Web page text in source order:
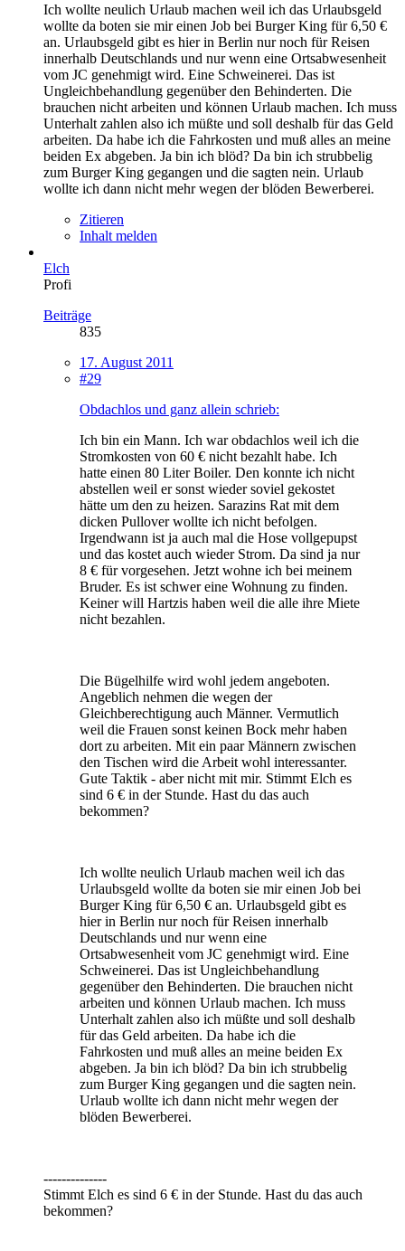
Ich wollte neulich Urlaub machen weil ich das Urlaubsgeld
wollte da boten sie mir einen Job bei Burger King für 6,50 €
an. Urlaubsgeld gibt es hier in Berlin nur noch für Reisen
innerhalb Deutschlands und nur wenn eine Ortsabwesenheit
vom JC genehmigt wird. Eine Schweinerei. Das ist
Ungleichbehandlung gegenüber den Behinderten. Die
brauchen nicht arbeiten und können Urlaub machen. Ich muss
Unterhalt zahlen also ich müßte und soll deshalb für das Geld
arbeiten. Da habe ich die Fahrkosten und muß alles an meine
beiden Ex abgeben. Ja bin ich blöd? Da bin ich strubbelig
zum Burger King gegangen und die sagten nein. Urlaub
wollte ich dann nicht mehr wegen der blöden Bewerberei.
Zitieren
Inhalt melden
Elch
Profi
Beiträge
835
17. August 2011
#29
Obdachlos und ganz allein schrieb:
Ich bin ein Mann. Ich war obdachlos weil ich die
Stromkosten von 60 € nicht bezahlt habe. Ich
hatte einen 80 Liter Boiler. Den konnte ich nicht
abstellen weil er sonst wieder soviel gekostet
hätte um den zu heizen. Sarazins Rat mit dem
dicken Pullover wollte ich nicht befolgen.
Irgendwann ist ja auch mal die Hose vollgepupst
und das kostet auch wieder Strom. Da sind ja nur
8 € für vorgesehen. Jetzt wohne ich bei meinem
Bruder. Es ist schwer eine Wohnung zu finden.
Keiner will Hartzis haben weil die alle ihre Miete
nicht bezahlen.
Die Bügelhilfe wird wohl jedem angeboten.
Angeblich nehmen die wegen der
Gleichberechtigung auch Männer. Vermutlich
weil die Frauen sonst keinen Bock mehr haben
dort zu arbeiten. Mit ein paar Männern zwischen
den Tischen wird die Arbeit wohl interessanter.
Gute Taktik - aber nicht mit mir. Stimmt Elch es
sind 6 € in der Stunde. Hast du das auch
bekommen?
Ich wollte neulich Urlaub machen weil ich das
Urlaubsgeld wollte da boten sie mir einen Job bei
Burger King für 6,50 € an. Urlaubsgeld gibt es
hier in Berlin nur noch für Reisen innerhalb
Deutschlands und nur wenn eine
Ortsabwesenheit vom JC genehmigt wird. Eine
Schweinerei. Das ist Ungleichbehandlung
gegenüber den Behinderten. Die brauchen nicht
arbeiten und können Urlaub machen. Ich muss
Unterhalt zahlen also ich müßte und soll deshalb
für das Geld arbeiten. Da habe ich die
Fahrkosten und muß alles an meine beiden Ex
abgeben. Ja bin ich blöd? Da bin ich strubbelig
zum Burger King gegangen und die sagten nein.
Urlaub wollte ich dann nicht mehr wegen der
blöden Bewerberei.
--------------
Stimmt Elch es sind 6 € in der Stunde. Hast du das auch
bekommen?